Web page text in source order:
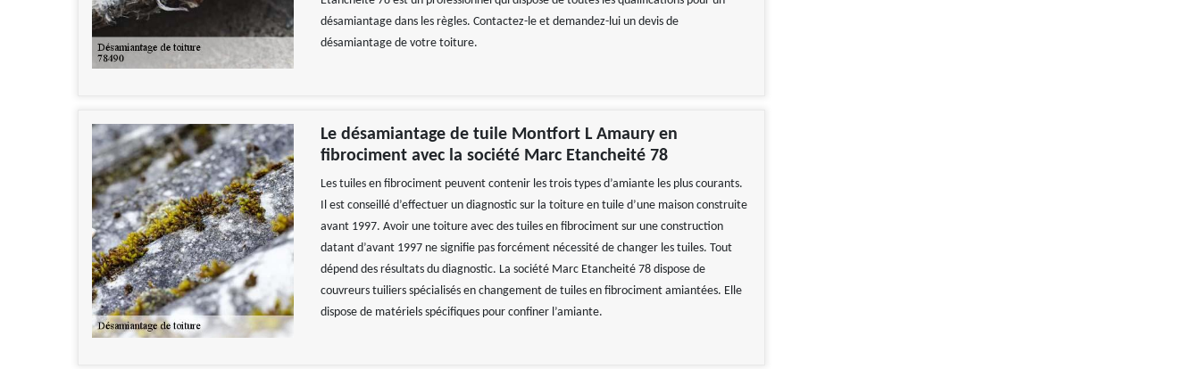
désamiantage dans les règles. Contactez-le et demandez-lui un devis de
désamiantage de votre toiture.
Le désamiantage de tuile Montfort L Amaury en
fibrociment avec la société Marc Etancheité 78
Les tuiles en fibrociment peuvent contenir les trois types d’amiante les plus courants.
Il est conseillé d’effectuer un diagnostic sur la toiture en tuile d’une maison construite
avant 1997. Avoir une toiture avec des tuiles en fibrociment sur une construction
datant d’avant 1997 ne signifie pas forcément nécessité de changer les tuiles. Tout
dépend des résultats du diagnostic. La société Marc Etancheité 78 dispose de
couvreurs tuiliers spécialisés en changement de tuiles en fibrociment amiantées. Elle
dispose de matériels spécifiques pour confiner l’amiante.